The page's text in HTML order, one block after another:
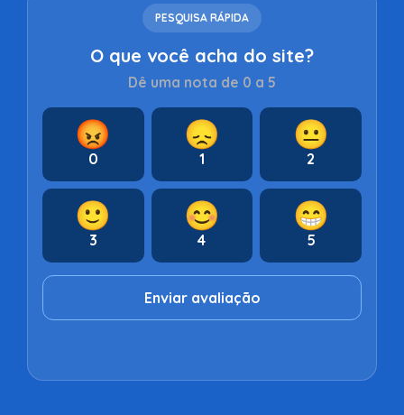
PESQUISA RÁPIDA
O que você acha do site?
Dê uma nota de 0 a 5
😡
0
😞
1
😐
2
🙂
3
😊
4
😁
5
Enviar avaliação